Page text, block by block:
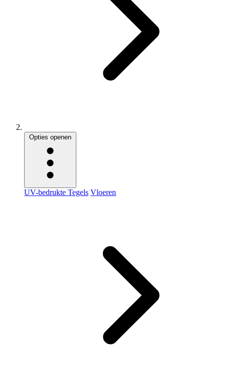
Opties openen
UV-bedrukte Tegels Vloeren